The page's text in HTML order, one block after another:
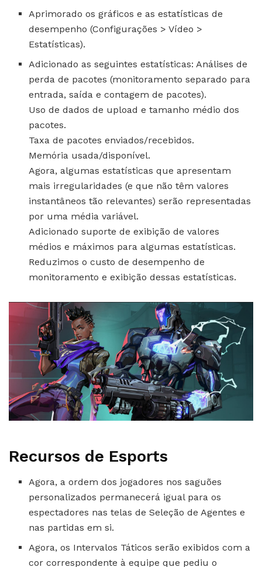
Aprimorado os gráficos e as estatísticas de
desempenho (Configurações > Vídeo >
Estatísticas).
Adicionado as seguintes estatísticas: Análises de
perda de pacotes (monitoramento separado para
entrada, saída e contagem de pacotes).
Uso de dados de upload e tamanho médio dos
pacotes.
Taxa de pacotes enviados/recebidos.
Memória usada/disponível.
Agora, algumas estatísticas que apresentam
mais irregularidades (e que não têm valores
instantâneos tão relevantes) serão representadas
por uma média variável.
Adicionado suporte de exibição de valores
médios e máximos para algumas estatísticas.
Reduzimos o custo de desempenho de
monitoramento e exibição dessas estatísticas.
Recursos de Esports
Agora, a ordem dos jogadores nos saguões
personalizados permanecerá igual para os
espectadores nas telas de Seleção de Agentes e
nas partidas em si.
Agora, os Intervalos Táticos serão exibidos com a
cor correspondente à equipe que pediu o